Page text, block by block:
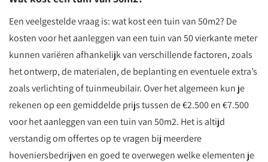
Een veelgestelde vraag is: wat kost een tuin van 50m2? De
kosten voor het aanleggen van een tuin van 50 vierkante meter
kunnen variëren afhankelijk van verschillende factoren, zoals
het ontwerp, de materialen, de beplanting en eventuele extra’s
zoals verlichting of tuinmeubilair. Over het algemeen kun je
rekenen op een gemiddelde prijs tussen de €2.500 en €7.500
voor het aanleggen van een tuin van 50m2. Het is altijd
verstandig om offertes op te vragen bij meerdere
hoveniersbedrijven en goed te overwegen welke elementen je